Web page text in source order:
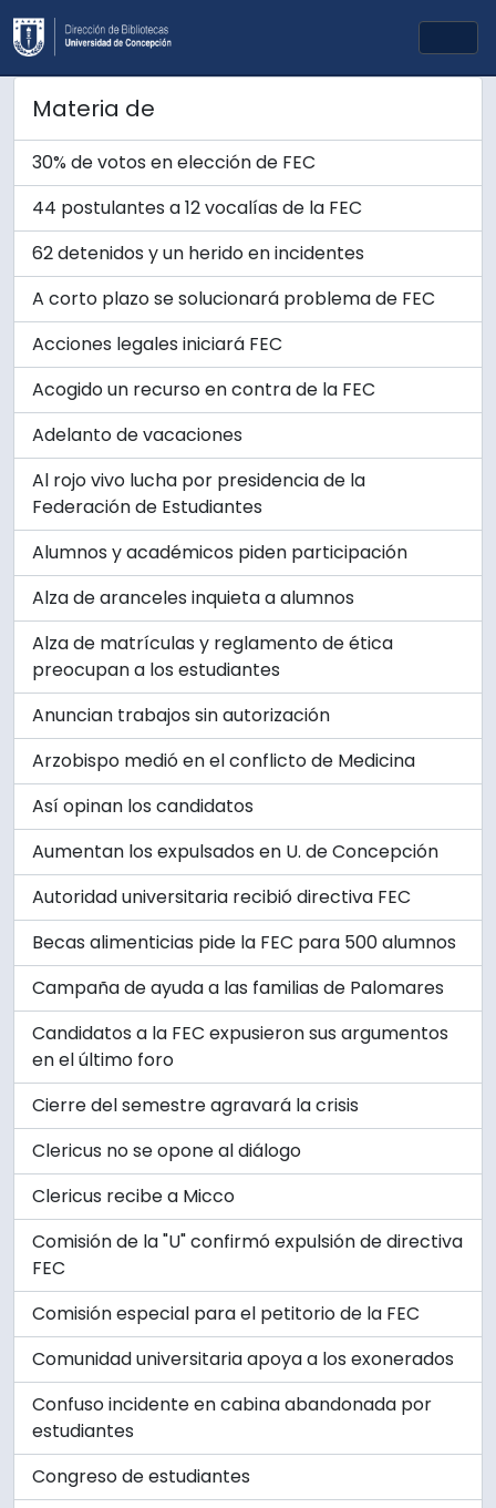
Skip to main content
Materia de
30% de votos en elección de FEC
44 postulantes a 12 vocalías de la FEC
62 detenidos y un herido en incidentes
A corto plazo se solucionará problema de FEC
Acciones legales iniciará FEC
Acogido un recurso en contra de la FEC
Adelanto de vacaciones
Al rojo vivo lucha por presidencia de la
Federación de Estudiantes
Alumnos y académicos piden participación
Alza de aranceles inquieta a alumnos
Alza de matrículas y reglamento de ética
preocupan a los estudiantes
Anuncian trabajos sin autorización
Arzobispo medió en el conflicto de Medicina
Así opinan los candidatos
Aumentan los expulsados en U. de Concepción
Autoridad universitaria recibió directiva FEC
Becas alimenticias pide la FEC para 500 alumnos
Campaña de ayuda a las familias de Palomares
Candidatos a la FEC expusieron sus argumentos
en el último foro
Cierre del semestre agravará la crisis
Clericus no se opone al diálogo
Clericus recibe a Micco
Comisión de la "U" confirmó expulsión de directiva
FEC
Comisión especial para el petitorio de la FEC
Comunidad universitaria apoya a los exonerados
Confuso incidente en cabina abandonada por
estudiantes
Congreso de estudiantes